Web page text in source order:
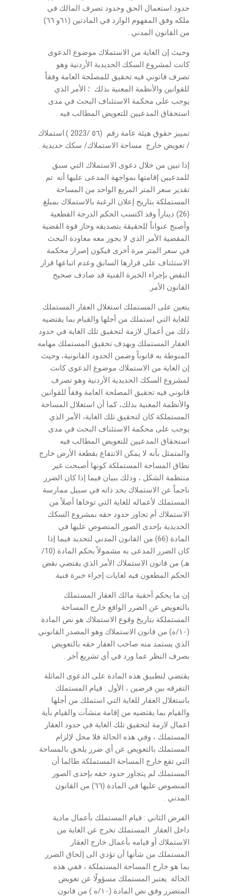
حدود استعمال الحق وحدود تصرف المالك في
ملكه وفق المفهوم الوارد في المادتين (٦١و ٦٦)
من القانون المدني .
وحيث إن الغاية من الاستملاك موضوع الدعوى
كانت لمشروع السكك الحديدية الأردنية وهو
تصرف قانوني فيه تحقيق للمصلحة العامة وفقاً
للقوانين والأنظمة المعنية بذلك ؛ الأمر الذي
يوجب على محكمة الاستئناف البحث في مدى
استحقاق المدعيين للتعويض المطالب فيه .
تمييز حقوق هيئة عامة رقم (٥٦ /2023 ).استملاك
/ تعويض خارج مساحة الاستملاك/ سكك حديدية .
إذا تبين من خلال دعوى الاستملاك التي سبق
للمدعيين إقامتها بمواجهة المدعى عليها أنه تم
تقدير سعر المتر المربع الواحد من المساحة
المستملكة بتاريخ إعلان الرغبة بالاستملاك بمبلغ
(26) ديناراً وقد اكتسب الحكم الدرجة القطعية
وأصبح عنواناً للحقيقة بتصديقه وحاز قوة القضية
المقضية الأمر الذي لا يجوز معه معاودة البحث
في سعر المتر مرة أخرى فيكون إصرار محكمة
الاستئناف على قرارها السابق وعدم اتباعها قرار
النقض بإجراء الخبرة الفنية قد صادف صحيح
القانون الأمر.
يتعين على المستملك استغلال العقار المستملك
للغاية التي استملك من أجلها والقيام بما يقتضيه
ذلك من أعمال لازمة لتحقيق تلك الغاية في حدود
العقار المستملك وبهدف تحقيق المستملك مهامه
المنوطة به قانوناً وضمن الحدود القانونية، وحيث
إن الغاية من الاستملاك موضوع الدعوى كانت
لمشروع السكك الحديدية الأردنية وهو تصرف
قانوني فيه تحقيق المصلحة العامة وفقاً للقوانين
والأنظمة المعنية بذلك، كما أن استغلال المساحة
المستملكة كان لتحقيق تلك الغاية، الأمر الذي
يوجب على محكمة الاستئناف البحث في مدى
استحقاق المدعيين للتعويض المطالب فيه
والمتمثل بأنه لا يمكن الانتفاع بقطعة الأرض خارج
نطاق المساحة المستملكة كونها أصبحت غير
منتظمة الشكل ، وذلك ببيان فيما إذا كان الضرر
ناجماً عن الاستملاك بحد ذاته في سبيل ممارسة
المستملك لأعماله للغاية التي توخاها أصلاً من
الاستملاك أم تجاوز حدود حقه بمشروع السكك
الحديدية بإحدى الصور المنصوص عليها في
المادة (66) من القانون المدني لتحديد فيما إذا
كان الضرر المدعى به مشمولاً بحكم المادة (10/
هـ) من قانون الاستملاك الأمر الذي يقتضي نقض
الحكم المطعون فيه لغايات إجراء خبرة فنية.
إن ما يحكم أحقية مالك العقار المستملك
بالتعويض عن الضرر الواقع خارج المساحة
المستملكة بتاريخ وقوع الاستملاك هو نص المادة
(١٠/ه) من قانون الاستملاك وهو المصدر القانوني
الذي يستمد منه صاحب العقار حقه بالتعويض
بصرف النظر عما ورد في أي تشريع آخر .
يقتضي لتطبيق هذه المادة على الدعوى الماثلة
التفرقه بين فرضين ، الأول : قيام المستملك
باستغلال العقار للغاية التي استملك من أجلها
والقيام بما يقتضيه من إقامة منشآت والقيام بأية
اعمال لازمة لتحقيق تلك الغاية في حدود العقار
المستملك ، وفي هذه الحالة فلا محل لإلزام
المستملك بالتعويض عن أي ضرر يلحق بالمساحة
التي تقع خارج المساحة المستملكة طالما أن
المستملك لم يتجاوز حدود حقه بإحدى الصور
المنصوص عليها في المادة (٦٦) من القانون
المدني .
الفرض الثاني : قيام المستملك بأعمال مادية
داخل العقار المستملك تخرج عن الغاية من
الاستملاك أو قيامه بأعمال خارج العقار
المستملك من شأنها أن تؤدي الى إلحاق الضرر
بما هو خارج المساحة المستملكة ، ففي هذه
الحالة يعتبر المستملك مسؤولًا عن تعويض
المتضرر وفق نص المادة (١٠/ه ) من قانون